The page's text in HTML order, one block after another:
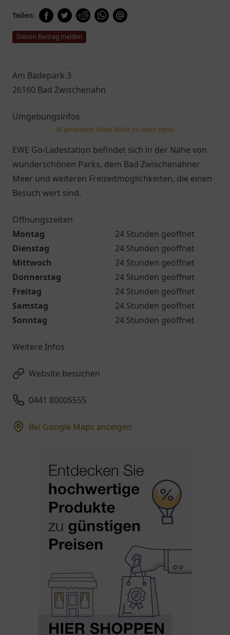
Teilen:
Diesen Beitrag melden
Am Badepark 3
26160 Bad Zwischenahn
Umgebungsinfos
KI generierter Inhalt (klicke für mehr Infos)
EWE Go-Ladestation befindet sich in der Nähe von
wunderschönen Parks, dem Bad Zwischenahner
Meer und weiteren Freizeitmöglichkeiten, die einen
Besuch wert sind.
Öffnungszeiten
Montag
24 Stunden geöffnet
Dienstag
24 Stunden geöffnet
Mittwoch
24 Stunden geöffnet
Donnerstag
24 Stunden geöffnet
Freitag
24 Stunden geöffnet
Samstag
24 Stunden geöffnet
Sonntag
24 Stunden geöffnet
Weitere Infos
Website besuchen
0441 80005555
Bei Google Maps anzeigen